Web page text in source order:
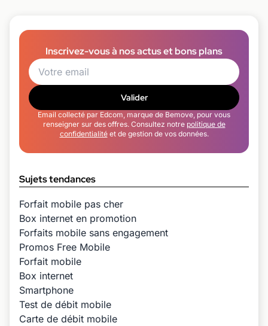
Inscrivez-vous à nos actus et bons plans
Valider
Email collecté par Edcom, marque de Bemove, pour vous
renseigner sur des offres. Consultez notre politique de
confidentialitéet de gestion de vos données.
Sujets tendances
Forfait mobile pas cher
Box internet en promotion
Forfaits mobile sans engagement
Promos Free Mobile
Forfait mobile
Box internet
Smartphone
Test de débit mobile
Carte de débit mobile